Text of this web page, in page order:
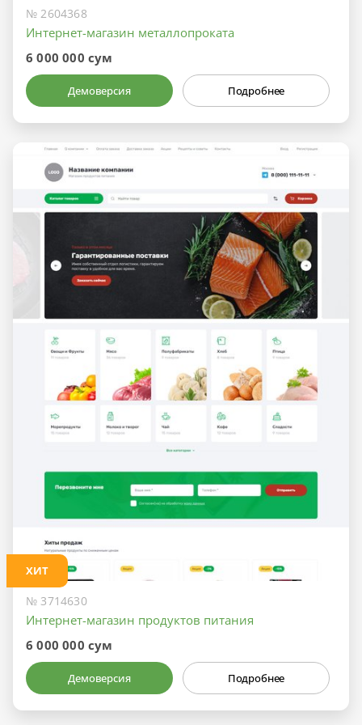
№ 2604368
Интернет-магазин металлопроката
6 000 000 сум
Демоверсия Подробнее
ХИТ
№ 3714630
Интернет-магазин продуктов питания
6 000 000 сум
Демоверсия Подробнее